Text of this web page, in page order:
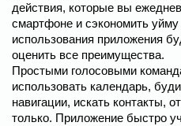
действия, которые вы
смартфоне и сэкономить
использования приложения
оценить все преимущества.
Простыми голосовыми
использовать календарь,
навигации, искать контакты,
только. Приложение быстро